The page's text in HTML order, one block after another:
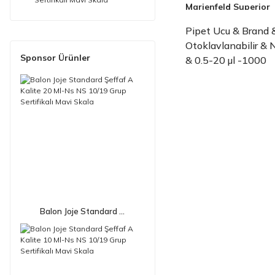
Sponsor Ürünler
Balon Joje Standard ...
Marienfeld Superior
Pipet Ucu & Brand
Otoklavlanabilir &
& 0.5-20 µl -1000